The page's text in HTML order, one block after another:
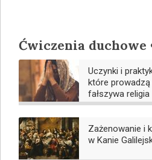
Ćwiczenia duchowe
Uczynki i
które
fałszywa religia
Zażenowanie i
w Kanie